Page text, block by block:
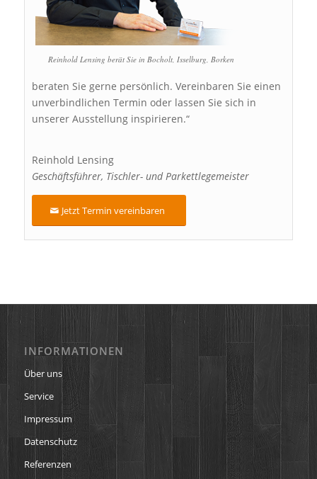
Reinhold Lensing berät Sie in Bocholt, Isselburg, Borken
beraten Sie gerne persönlich. Vereinbaren Sie einen
unverbindlichen Termin oder lassen Sie sich in
unserer Ausstellung inspirieren.“
Reinhold Lensing
Geschäftsführer, Tischler- und Parkettlegemeister
Jetzt Termin vereinbaren
INFORMATIONEN
Über uns
Service
Impressum
Datenschutz
Referenzen